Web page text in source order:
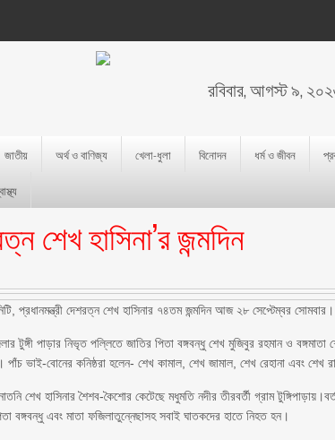
রবিবার, আগস্ট ৯,
জাতীয় অর্থ ও বাণিজ্য খেলা-ধুলা বিনোদন ধর্ম ও জীবন
শেখ হাসিনা’র জন্মদিন
প্রধানমন্ত্রী দেশরত্ন শেখ হাসিনার ৭৪তম জন্মদিন আজ ২৮ সেপ্টেম্বর সোমবার।
টুঙ্গী পাড়ার নিভৃত পল্লিতে জাতির পিতা বঙ্গবন্ধু শেখ মুজিবুর রহমান ও বঙ্গমাতা
ভাই-বোনের কনিষ্ঠরা হলেন- শেখ কামাল, শেখ জামাল, শেখ রেহানা এবং শেখ
শেখ হাসিনার শৈশব-কৈশোর কেটেছে মধুমতি নদীর তীরবর্তী গ্রাম
এবং মাতা ফজিলাতুন্নেছাসহ সবাই ঘাতকদের হাতে নিহত হন।